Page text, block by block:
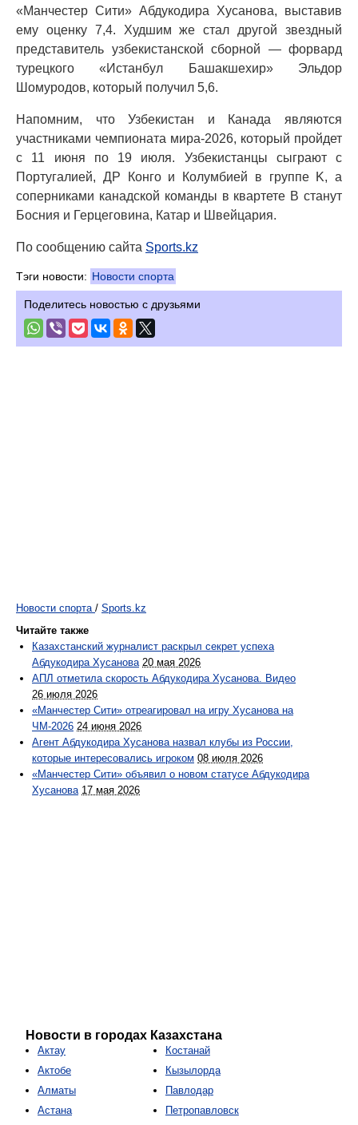
«Манчестер Сити» Абдукодира Хусанова, выставив
ему оценку 7,4. Худшим же стал другой звездный
представитель узбекистанской сборной — форвард
турецкого «Истанбул Башакшехир» Эльдор
Шомуродов, который получил 5,6.
Напомним, что Узбекистан и Канада являются
участниками чемпионата мира-2026, который пройдет
с 11 июня по 19 июля. Узбекистанцы сыграют с
Португалией, ДР Конго и Колумбией в группе K, а
соперниками канадской команды в квартете B станут
Босния и Герцеговина, Катар и Швейцария.
По сообщению сайта Sports.kz
Тэги новости: Новости спорта
Поделитесь новостью с друзьями
Новости спорта / Sports.kz
Читайте также
Казахстанский журналист раскрыл секрет успеха
Абдукодира Хусанова 20 мая 2026
АПЛ отметила скорость Абдукодира Хусанова. Видео
26 июля 2026
«Манчестер Сити» отреагировал на игру Хусанова на
ЧМ-2026 24 июня 2026
Агент Абдукодира Хусанова назвал клубы из России,
которые интересовались игроком 08 июля 2026
«Манчестер Сити» объявил о новом статусе Абдукодира
Хусанова 17 мая 2026
Новости в городах Казахстана
Актау
Актобе
Алматы
Астана
Костанай
Кызылорда
Павлодар
Петропавловск